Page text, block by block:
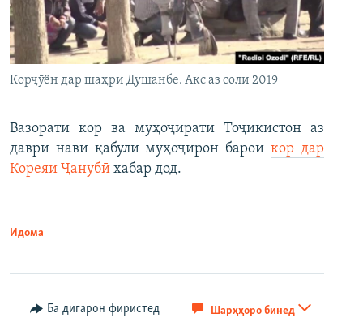
Корҷӯён дар шаҳри Душанбе. Акс аз соли 2019
Вазорати кор ва муҳоҷирати Тоҷикистон аз
даври нави қабули муҳоҷирон бароикор дар
Кореяи Ҷанубӣ хабар дод.
Идома
Ба дигарон фиристед Шарҳҳоро бинед